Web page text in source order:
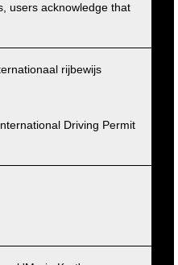
users acknowledge that
rijbewijs
Driving Permit